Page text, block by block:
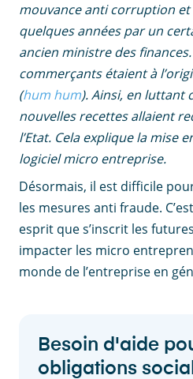
mouvance anti corruption
quelques années par un
ancien ministre des
commerçants étaient à
(hum hum). Ainsi, en luttant
nouvelles recettes allaient
l’Etat. Cela explique la mise
logiciel micro entreprise.
Désormais, il est difficile
les mesures anti fraude.
esprit que s’inscrit les
impacter les micro
monde de l’entreprise en
Besoin d'aide
obligations